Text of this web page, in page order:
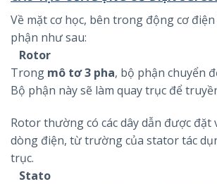
Về mặt cơ học, bên trong động cơ điện
phận như sau:
Rotor
Trong mô tơ 3 pha, bộ phận chuyển
Bộ phận này sẽ làm quay trục để
Rotor thường có các dây dẫn được đặt
dòng điện, từ trường của stator tác
trục.
Stato